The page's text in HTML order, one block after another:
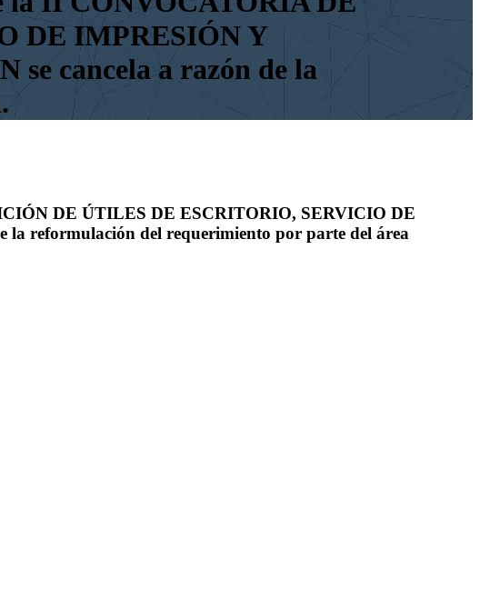
DE IMPRESIÓN Y
cancela a razón de la
DE ÚTILES DE ESCRITORIO, SERVICIO DE
reformulación del requerimiento por parte del área